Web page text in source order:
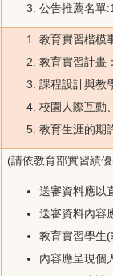
公告推薦名單
教育實習楷模
教育實習計畫
課程設計與教
校園人際互動
教育生涯的期
(請依教育部實習績
送審資料應以
送審資料內容
教育實習學生
內容應呈現個